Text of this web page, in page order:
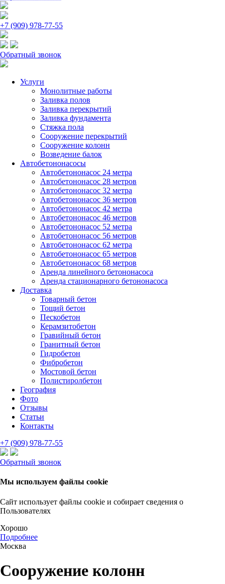
+7 (909) 978-77-55
Обратный звонок
Услуги
Монолитные работы
Заливка полов
Заливка перекрытий
Заливка фундамента
Стяжка пола
Сооружение перекрытий
Сооружение колонн
Возведение балок
Автобетононасосы
Автобетононасос 24 метра
Автобетононасос 28 метров
Автобетононасос 32 метра
Автобетононасос 36 метров
Автобетононасос 42 метра
Автобетононасос 46 метров
Автобетононасос 52 метра
Автобетононасос 56 метров
Автобетононасос 62 метра
Автобетононасос 65 метров
Автобетононасос 68 метров
Аренда линейного бетононасоса
Аренда стационарного бетононасоса
Доставка
Товарный бетон
Тощий бетон
Пескобетон
Керамзитобетон
Гравийный бетон
Гранитный бетон
Гидробетон
Фибробетон
Мостовой бетон
Полистиролбетон
География
Фото
Отзывы
Статьи
Контакты
+7 (909) 978-77-55
Обратный звонок
Мы используем файлы cookie
Сайт использует файлы cookie и собирает сведения о
Пользователях
Хорошо
Подробнее
Москва
Сооружение колонн